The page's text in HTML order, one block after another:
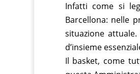
Infatti come si
Barcellona: nelle
situazione
d’insieme
Il basket, come